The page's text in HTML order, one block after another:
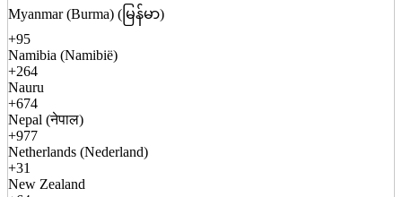
Myanmar (Burma) (မြန်မာ)
+95
Namibia (Namibië)
+264
Nauru
+674
Nepal (नेपाल)
+977
Netherlands (Nederland)
+31
New Zealand